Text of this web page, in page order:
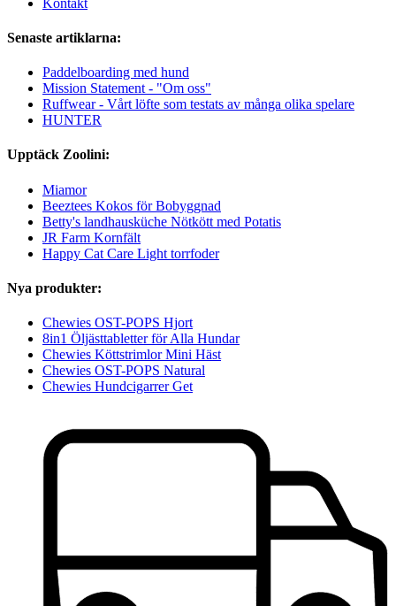
Senaste artiklarna:
Paddelboarding med hund
Mission Statement - "Om oss"
Ruffwear - Vårt löfte som testats av många olika spelare
HUNTER
Upptäck Zoolini:
Miamor
Beeztees Kokos för Bobyggnad
Betty's landhausküche Nötkött med Potatis
JR Farm Kornfält
Happy Cat Care Light torrfoder
Nya produkter:
Chewies OST-POPS Hjort
8in1 Öljästtabletter för Alla Hundar
Chewies Köttstrimlor Mini Häst
Chewies OST-POPS Natural
Chewies Hundcigarrer Get